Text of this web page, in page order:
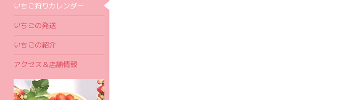
いちご狩りカレンダー
いちごの発送
いちごの紹介
アクセス＆店舗情報